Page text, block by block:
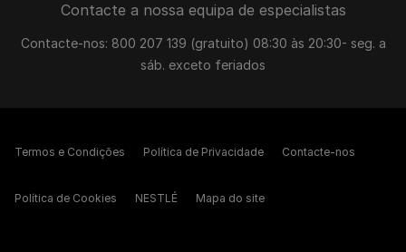
Contacte a nossa equipa de especialistas
Contacte-nos: 800 207 139 (gratuito) 08:30 às 20:30- seg. a
sáb. exceto feriados
Termos e Condições Política de Privacidade Contacte-nos
Política de Cookies NESTLÉ Mapa do site